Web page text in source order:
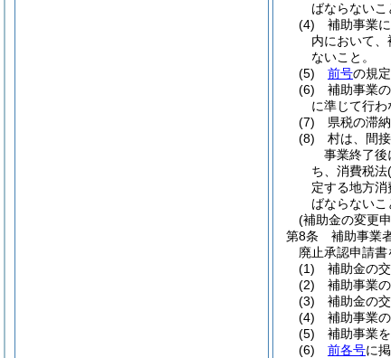
ばならないこ
(4)
補助事業
内において
ないこと。
(5)
前号の規
(6)
補助事業
に準じて行わ
(7)
県税の滞
(8)
村は、間
事業終了後
ち、消費税法
定する地方
ばならないこ
(補助金の変更
第8条
補助事業
廃止承認申請書
(1)
補助金の
(2)
補助事業
(3)
補助金の
(4)
補助事業
(5)
補助事業
(6)
前各号に